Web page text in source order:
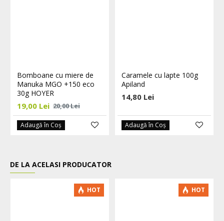
Bomboane cu miere de
Manuka MGO +150 eco
30g HOYER
19,00 Lei 20,00 Lei
Adaugă în Coş
Caramele cu lapte 100g
Apiland
14,80 Lei
Adaugă în Coş
DE LA ACELASI PRODUCATOR
HOT HOT